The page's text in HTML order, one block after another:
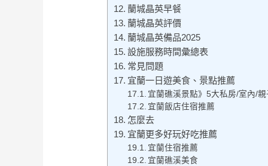
蘭城晶英早餐
蘭城晶英評價
蘭城晶英備品2025
設施服務時間彙總表
常見問題
宜蘭一日遊美食、景點推薦
宜蘭礁溪景點》5大私房/室內/親
宜蘭飯店住宿推薦
怎麼去
宜蘭更多好玩好吃推薦
宜蘭住宿推薦
宜蘭礁溪美食